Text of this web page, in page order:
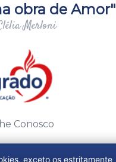
obra de Amor"
Merloni
Conosco
exceto os estritamente